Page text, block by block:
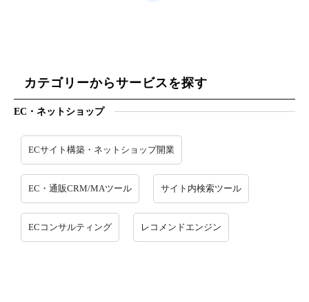
カテゴリーからサービスを探す
EC・ネットショップ
ECサイト構築・ネットショップ開業
EC・通販CRM/MAツール サイト内検索ツール
ECコンサルティング レコメンドエンジン